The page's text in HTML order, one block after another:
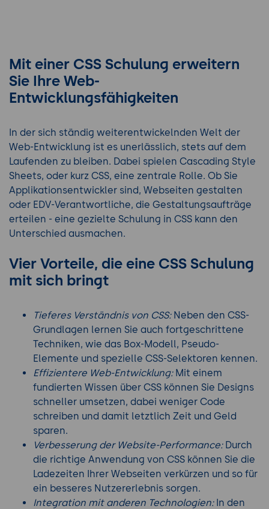
Mit einer CSS Schulung erweitern
Sie Ihre Web-
Entwicklungsfähigkeiten
In der sich ständig weiterentwickelnden Welt der
Web-Entwicklung ist es unerlässlich, stets auf dem
Laufenden zu bleiben. Dabei spielen Cascading Style
Sheets, oder kurz CSS, eine zentrale Rolle. Ob Sie
Applikationsentwickler sind, Webseiten gestalten
oder EDV-Verantwortliche, die Gestaltungsaufträge
erteilen - eine gezielte Schulung in CSS kann den
Unterschied ausmachen.
Vier Vorteile, die eine CSS Schulung
mit sich bringt
Tieferes Verständnis von CSS:Neben den CSS-
Grundlagen lernen Sie auch fortgeschrittene
Techniken, wie das Box-Modell, Pseudo-
Elemente und spezielle CSS-Selektoren kennen.
Effizientere Web-Entwicklung:Mit einem
fundierten Wissen über CSS können Sie Designs
schneller umsetzen, dabei weniger Code
schreiben und damit letztlich Zeit und Geld
sparen.
Verbesserung der Website-Performance:Durch
die richtige Anwendung von CSS können Sie die
Ladezeiten Ihrer Webseiten verkürzen und so für
ein besseres Nutzererlebnis sorgen.
Integration mit anderen Technologien:In den